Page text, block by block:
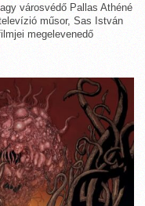
városvédő Pallas Athéné
műsor, Sas István
megelevenedő